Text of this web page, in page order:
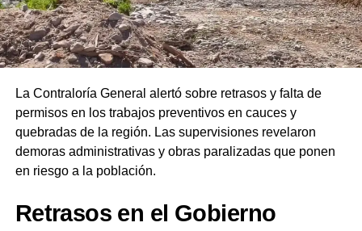
las autoridades salientes y entrantes. Finalmente,
remarcó que las Asambleas de Dios del Perú celebran su
19.ª Confraternidad Regional en Ilo reafirmando el
compromiso de la iglesia de orar constantemente por el
bienestar del país.
La Contraloría General alertó sobre retrasos y falta de
permisos en los trabajos preventivos en cauces y
quebradas de la región. Las supervisiones revelaron
demoras administrativas y obras paralizadas que ponen
en riesgo a la población.
Retrasos en el Gobierno